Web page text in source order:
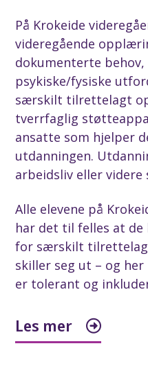
På Krokeide
videregående
dokumenterte
psykiske/fysiske
særskilt tilrettelagt
tverrfaglig
ansatte som hjelper
utdanningen.
arbeidsliv eller videre
Alle elevene på
har det til felles at
for særskilt
skiller seg ut – og
er tolerant og
Les mer